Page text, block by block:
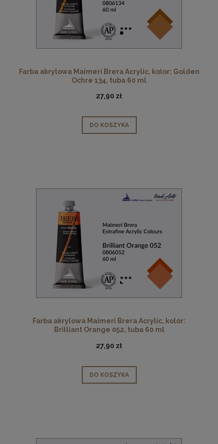
Farba akrylowa Maimeri Brera Acrylic, kolor: Golden
Ochre 134, tuba 60 ml
27,90 zł
DO KOSZYKA
Farba akrylowa Maimeri Brera Acrylic, kolor:
Brilliant Orange 052, tuba 60 ml
27,90 zł
DO KOSZYKA